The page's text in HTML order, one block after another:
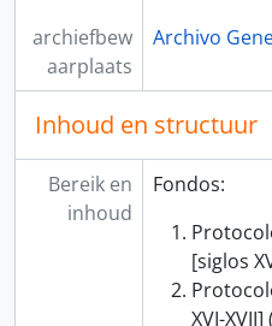
archiefbew
aarplaats
Archivo
Inhoud en structuur
Bereik en
inhoud
Fondos:
[siglos
XVI-XVII]